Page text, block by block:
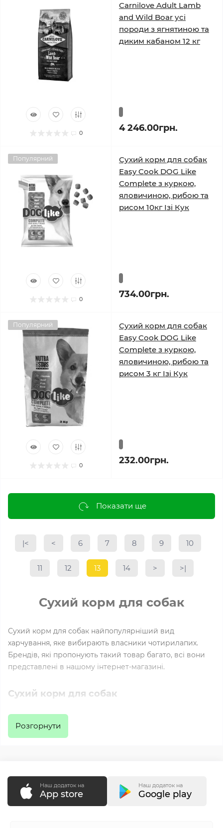
0
Carnilove Adult Lamb
and Wild Boar усі
породи з ягнятиною та
диким кабаном 12 кг
4 246.00грн.
Популярний
0
Сухий корм для собак
Easy Cook DOG Like
Complete з куркою,
яловичиною, рибою та
рисом 10кг Ізі Кук
734.00грн.
Популярний
0
Сухий корм для собак
Easy Cook DOG Like
Complete з куркою,
яловичиною, рибою та
рисом 3 кг Ізі Кук
232.00грн.
Показати ще
|< < 6 7 8 9 10
11 12 13 14 > >|
Сухий корм для собак
Сухий корм для собак найпопулярніший вид
харчування, яке вибирають власники чотирилапих.
Брендів, які пропонують такий товар багато, всі вони
представлені в нашому інтернет-магазині.
Сухий корм для собак
Купити сухий корм - означає отримати збалансовану
їжу для вихованця. Сухі корми - це повнораціонна їжа
сучасні технології у виробництво. Корми складаються з
різних гранул – дрібних, середніх, великих – вони
збалансовані за необхідною кількістю білків, жирів,
Розгорнути
Наш додаток на
App store
Наш додаток на
Google play